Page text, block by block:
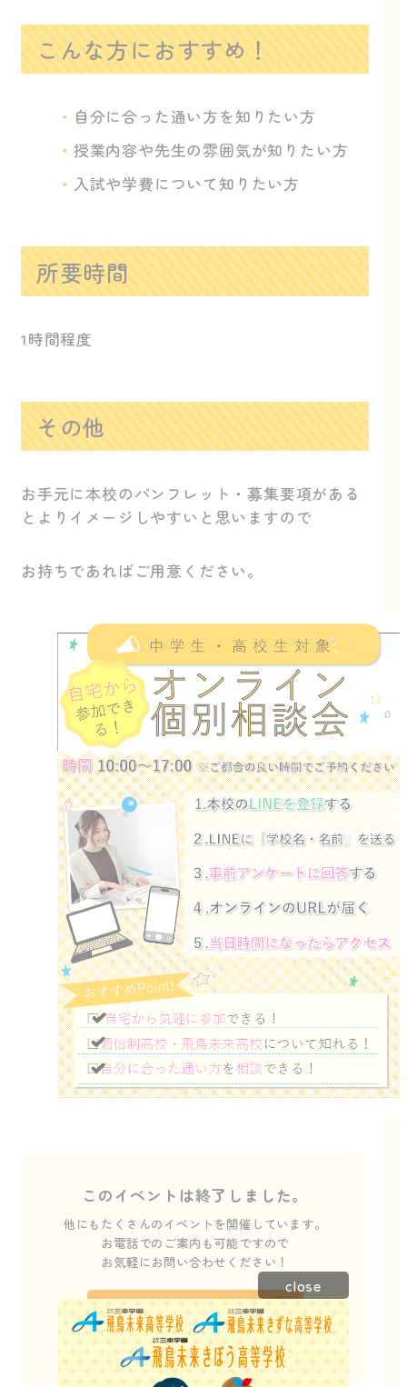
こんな方におすすめ！
自分に合った通い方を知りたい方
授業内容や先生の雰囲気が知りたい方
入試や学費について知りたい方
所要時間
1時間程度
その他
お手元に本校のパンフレット・募集要項がある
とよりイメージしやすいと思いますので
お持ちであればご用意ください。
このイベントは終了しました。
他にもたくさんのイベントを開催しています。
お電話でのご案内も可能ですので
お気軽にお問い合わせください！
お電話でのお問い合わせはこちら
011-640-8755
close